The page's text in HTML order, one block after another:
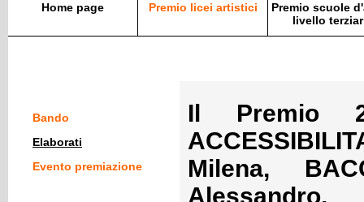
Home page Premio licei artistici
Premio scuole
livello
Bando
Elaborati
Evento premiazione
Il Premio
Milena,